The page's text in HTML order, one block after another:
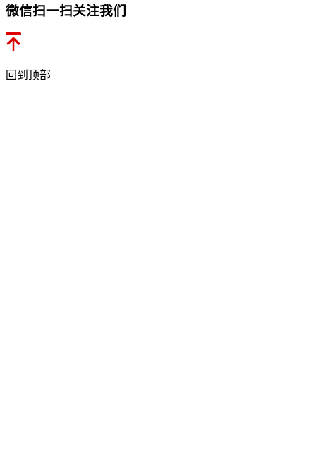
微信扫一扫关注我们
回到顶部